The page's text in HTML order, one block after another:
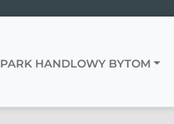
PARK HANDLOWY BYTOM